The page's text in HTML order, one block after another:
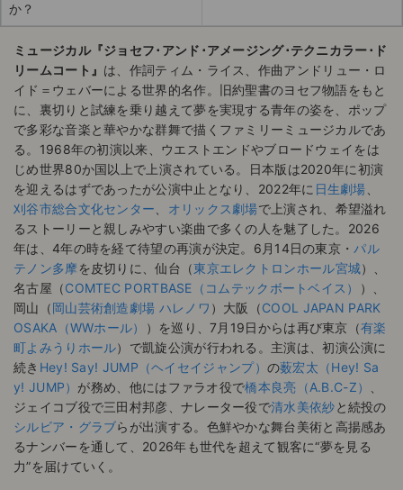
か？
ミュージカル『ジョセフ･アンド･アメージング･テクニカラー･ド
リームコート』 は、作詞ティム・ライス、作曲アンドリュー・ロ
イド＝ウェバーによる世界的名作。旧約聖書のヨセフ物語をもと
に、裏切りと試練を乗り越えて夢を実現する青年の姿を、ポップ
で多彩な音楽と華やかな群舞で描くファミリーミュージカルであ
る。1968年の初演以来、ウエストエンドやブロードウェイをは
じめ世界80か国以上で上演されている。日本版は2020年に初演
を迎えるはずであったが公演中止となり、2022年に 日生劇場
刈谷市総合文化センター
オリックス劇場で上演され、希望溢れ
るストーリーと親しみやすい楽曲で多くの人を魅了した。2026
年は、4年の時を経て待望の再演が決定。6月14日の東京・ パル
テノン多摩 を皮切りに、仙台（東京エレクトロンホール宮城）、
名古屋（COMTEC PORTBASE（コムテックボートベイス）
）、
岡山（岡山芸術創造劇場 ハレノワ ）大阪（COOL JAPAN PARK
OSAKA（WWホール）
）を巡り、7月19日からは再び東京（有楽
町よみうりホール）で凱旋公演が行われる。主演は、初演公演に
続き Hey! Say! JUMP（ヘイセイジャンプ） の薮宏太（Hey! Sa
y! JUMP） が務め、他にはファラオ役で橋本良亮（A.B.C-Z）
ジェイコブ役で三田村邦彦、ナレーター役で清水美依紗と続投の
シルビア・グラブらが出演する。色鮮やかな舞台美術と高揚感あ
るナンバーを通して、2026年も世代を超えて観客に“夢を見る
力”を届けていく。